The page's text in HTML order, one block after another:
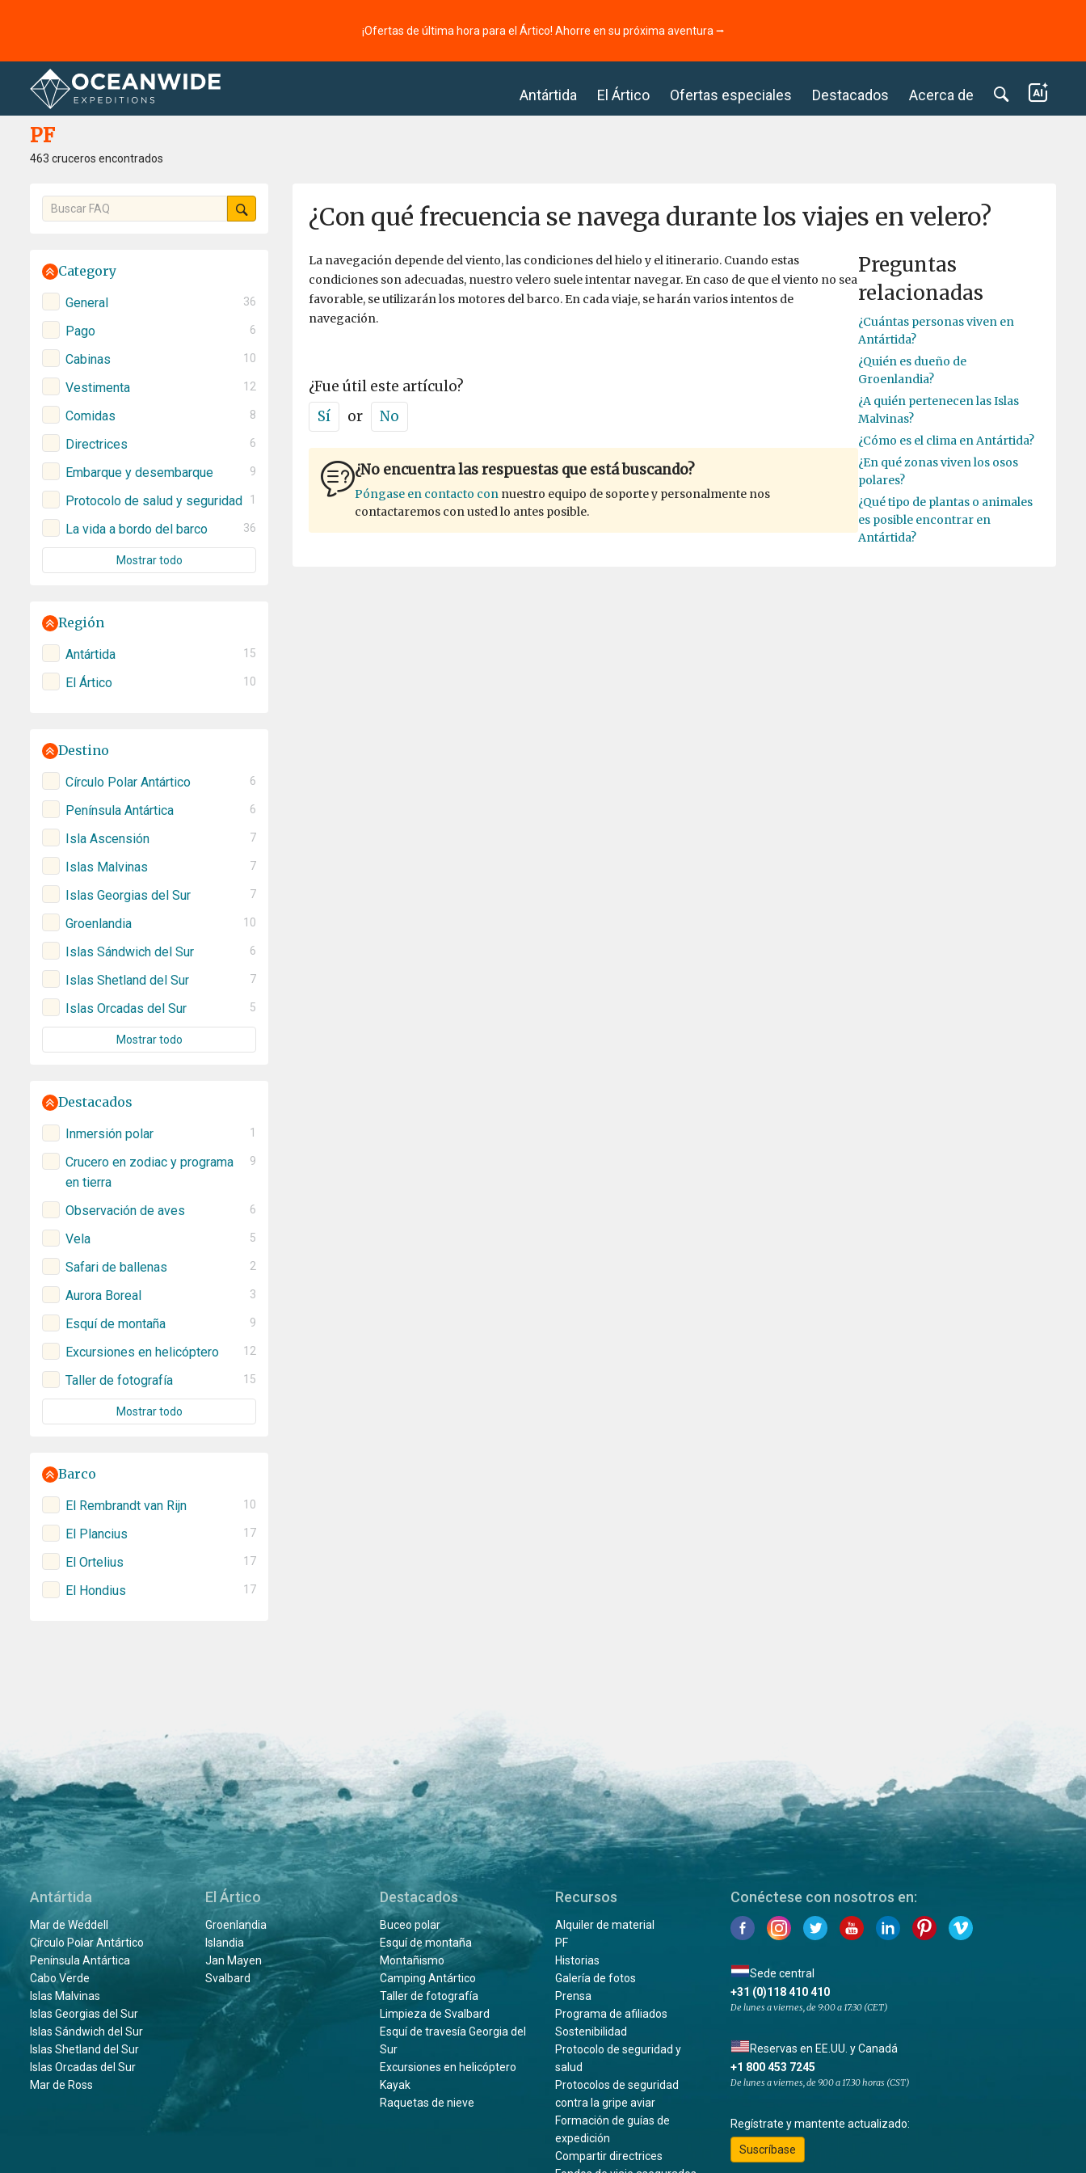
¡Ofertas de última hora para el Ártico! Ahorre en su próxima aventura ⭢
Antártida El Ártico Ofertas especiales Destacados Acerca de
Página principal PF
PF
463 cruceros encontrados
Category
General 36
Pago 6
Cabinas 10
Vestimenta 12
Comidas 8
Directrices 6
Embarque y desembarque 9
Protocolo de salud y seguridad 1
La vida a bordo del barco 36
Mostrar todo
Región
Antártida 15
El Ártico 10
Destino
Círculo Polar Antártico 6
Península Antártica 6
Isla Ascensión 7
Islas Malvinas 7
Islas Georgias del Sur 7
Groenlandia 10
Islas Sándwich del Sur 6
Islas Shetland del Sur 7
Islas Orcadas del Sur 5
Mostrar todo
Destacados
Inmersión polar 1
Crucero en zodiac y programa
en tierra
9
Observación de aves 6
Vela 5
Safari de ballenas 2
Aurora Boreal 3
Esquí de montaña 9
Excursiones en helicóptero 12
Taller de fotografía 15
Mostrar todo
Barco
El Rembrandt van Rijn 10
El Plancius 17
El Ortelius 17
El Hondius 17
¿Con qué frecuencia se navega durante los viajes en velero?
La navegación depende del viento, las condiciones del hielo y el itinerario. Cuando estas
condiciones son adecuadas, nuestro velero suele intentar navegar. En caso de que el viento no sea
favorable, se utilizarán los motores del barco. En cada viaje, se harán varios intentos de
navegación.
¿Fue útil este artículo?
Sí
or No
¿No encuentra las respuestas que está buscando?
Póngase en contacto con nuestro equipo de soporte y personalmente nos
contactaremos con usted lo antes posible.
Preguntas
relacionadas
¿Cuántas personas viven en
Antártida?
¿Quién es dueño de
Groenlandia?
¿A quién pertenecen las Islas
Malvinas?
¿Cómo es el clima en Antártida?
¿En qué zonas viven los osos
polares?
¿Qué tipo de plantas o animales
es posible encontrar en
Antártida?
Antártida
Mar de Weddell
Círculo Polar Antártico
Península Antártica
Cabo Verde
Islas Malvinas
Islas Georgias del Sur
Islas Sándwich del Sur
Islas Shetland del Sur
Islas Orcadas del Sur
Mar de Ross
El Ártico
Groenlandia
Islandia
Jan Mayen
Svalbard
Destacados
Buceo polar
Esquí de montaña
Montañismo
Camping Antártico
Taller de fotografía
Limpieza de Svalbard
Esquí de travesía Georgia del
Sur
Excursiones en helicóptero
Kayak
Raquetas de nieve
Recursos
Alquiler de material
PF
Historias
Galería de fotos
Prensa
Programa de afiliados
Sostenibilidad
Protocolo de seguridad y
salud
Protocolos de seguridad
contra la gripe aviar
Formación de guías de
expedición
Compartir directrices
Conéctese con nosotros en:
Sede central
+31 (0)118 410 410
De lunes a viernes, de 9:00 a 17:30 (CET)
Reservas en EE.UU. y Canadá
+1 800 453 7245
De lunes a viernes, de 9.00 a 17.30 horas (CST)
Regístrate y mantente actualizado:
Suscríbase